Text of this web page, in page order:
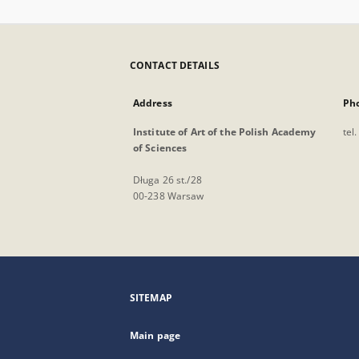
CONTACT DETAILS
Address
Institute of Art of the Polish Academy
of Sciences
Długa 26 st./28
00-238 Warsaw
tel.
SITEMAP
Main page